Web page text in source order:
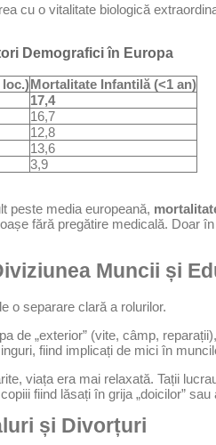
cu o vitalitate biologică
Demografici în Europa
loc.)Mortalitate Infantilă (<1 an)
17,4
16,7
12,8
13,6
3,9
peste media europeană,
fără pregătire medicală. Doar
Muncii și
o separare clară a rolurilor.
de „exterior” (vite, câmp,
fiind implicați de mici în
viața era mai relaxată. Tații
fiind lăsați în grija „doicilor”
și Divorțuri